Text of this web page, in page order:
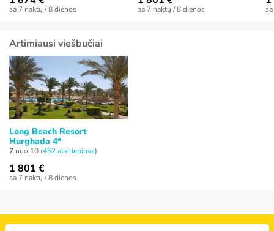
за 7 naktų / 8 dienos за 7 naktų / 8 dienos
Artimiausi viešbučiai
Long Beach Resort
Hurghada 4*
7 nuo 10 (452 atsiliepimai)
1 801 €
за 7 naktų / 8 dienos